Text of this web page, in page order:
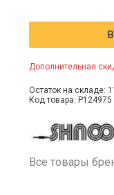
Дополнительная
Остаток на складе:
Код товара: P124975
Все товары